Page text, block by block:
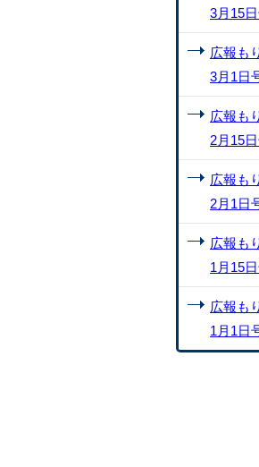
3月15
広報も
3月1日
広報も
2月15
広報も
2月1日
広報も
1月15
広報も
1月1日